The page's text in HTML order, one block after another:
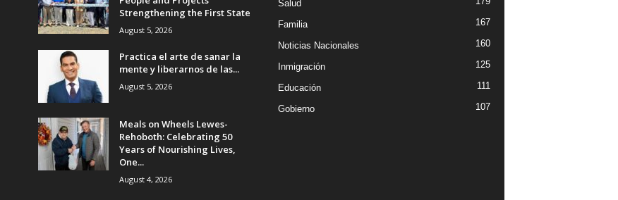
Strengthening the First State
August 5, 2026
Practica el arte de sanar la
mente y liberarnos de las...
August 5, 2026
Meals on Wheels Lewes-
Rehoboth: Celebrating 50
Years of Nourishing Lives,
One...
August 4, 2026
Salud
Familia 167
Noticias Nacionales 160
Inmigración 125
Educación 111
Gobierno 107